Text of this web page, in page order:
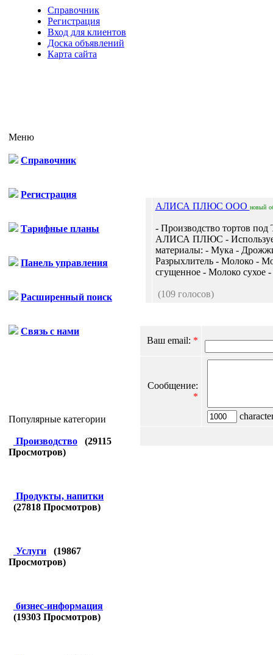
Справочник
Регистрация
Вход для клиентов
Доска объявлений
Карта сайта
Меню
Справочник
Регистрация
Тарифные планы
Панель управления
Расширенный поиск
Связь с нами
Популярные категории
Производство (29115
Просмотров)
Продукты, напитки
(27818 Просмотров)
Услуги (19867
Просмотров)
бизнес-информация
(19303 Просмотров)
АЛИСА ПЛЮС ООО новый
- Производство тортов
АЛИСА ПЛЮС -
материалы: - Мука -
Разрыхлитель - Молоко -
сгущенное - Молоко сухое
(109 голосов)
Ваш email: *
Сообщение:
*